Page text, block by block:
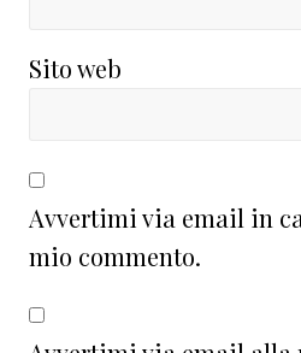
Sito web
Avvertimi via email in
mio commento.